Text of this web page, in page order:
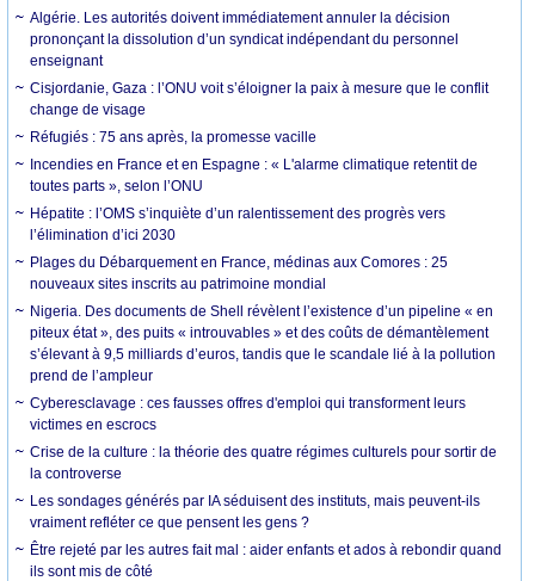
Algérie. Les autorités doivent immédiatement annuler la décision
prononçant la dissolution d’un syndicat indépendant du personnel
enseignant
Cisjordanie, Gaza : l’ONU voit s’éloigner la paix à mesure que le conflit
change de visage
Réfugiés : 75 ans après, la promesse vacille
Incendies en France et en Espagne : « L'alarme climatique retentit de
toutes parts », selon l’ONU
Hépatite : l’OMS s’inquiète d’un ralentissement des progrès vers
l’élimination d’ici 2030
Plages du Débarquement en France, médinas aux Comores : 25
nouveaux sites inscrits au patrimoine mondial
Nigeria. Des documents de Shell révèlent l’existence d’un pipeline « en
piteux état », des puits « introuvables » et des coûts de démantèlement
s’élevant à 9,5 milliards d’euros, tandis que le scandale lié à la pollution
prend de l’ampleur
Cyberesclavage : ces fausses offres d'emploi qui transforment leurs
victimes en escrocs
Crise de la culture : la théorie des quatre régimes culturels pour sortir de
la controverse
Les sondages générés par IA séduisent des instituts, mais peuvent-ils
vraiment refléter ce que pensent les gens ?
Être rejeté par les autres fait mal : aider enfants et ados à rebondir quand
ils sont mis de côté